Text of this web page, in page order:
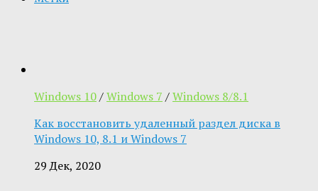
Windows 10/Windows 7 /Windows 8/8.1
Как восстановить удаленный раздел диска в
Windows 10, 8.1 и Windows 7
29 Дек, 2020